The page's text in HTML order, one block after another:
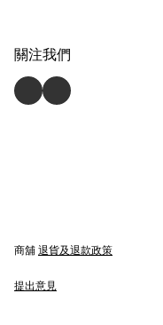
關注我們
商舖 退貨及退款政策
提出意見